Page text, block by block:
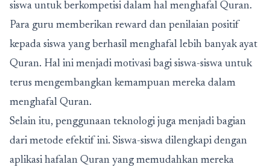
siswa untuk berkompetisi dalam hal menghafal Quran.
Para guru memberikan reward dan penilaian positif
kepada siswa yang berhasil menghafal lebih banyak ayat
Quran. Hal ini menjadi motivasi bagi siswa-siswa untuk
terus mengembangkan kemampuan mereka dalam
menghafal Quran.
Selain itu, penggunaan teknologi juga menjadi bagian
dari metode efektif ini. Siswa-siswa dilengkapi dengan
aplikasi hafalan Quran yang memudahkan mereka